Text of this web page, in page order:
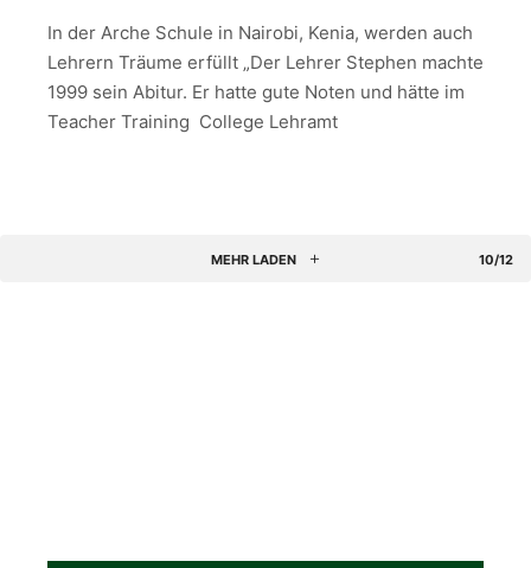
In der Arche Schule in Nairobi, Kenia, werden auch
Lehrern Träume erfüllt „Der Lehrer Stephen machte
1999 sein Abitur. Er hatte gute Noten und hätte im
Teacher Training College Lehramt
MEHR LADEN 10/12